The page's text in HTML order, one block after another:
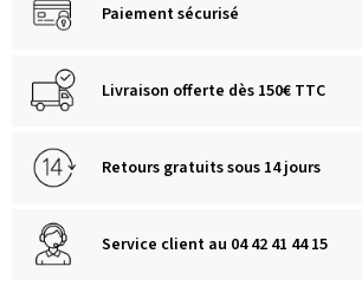
Paiement sécurisé
Livraison offerte dès 150€ TTC
Retours gratuits sous 14 jours
Service client au 04 42 41 44 15